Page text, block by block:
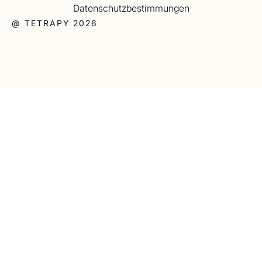
@ TETRAPY 2026
Datenschutzbestimmungen